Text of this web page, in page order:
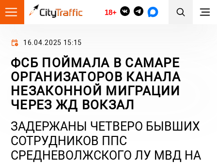
18+
16.04.2025 15:15
ФСБ ПОЙМАЛА В САМАРЕ
ОРГАНИЗАТОРОВ КАНАЛА
НЕЗАКОННОЙ МИГРАЦИИ
ЧЕРЕЗ ЖД ВОКЗАЛ
ЗАДЕРЖАНЫ ЧЕТВЕРО БЫВШИХ
СОТРУДНИКОВ ППС
СРЕДНЕВОЛЖСКОГО ЛУ МВД НА